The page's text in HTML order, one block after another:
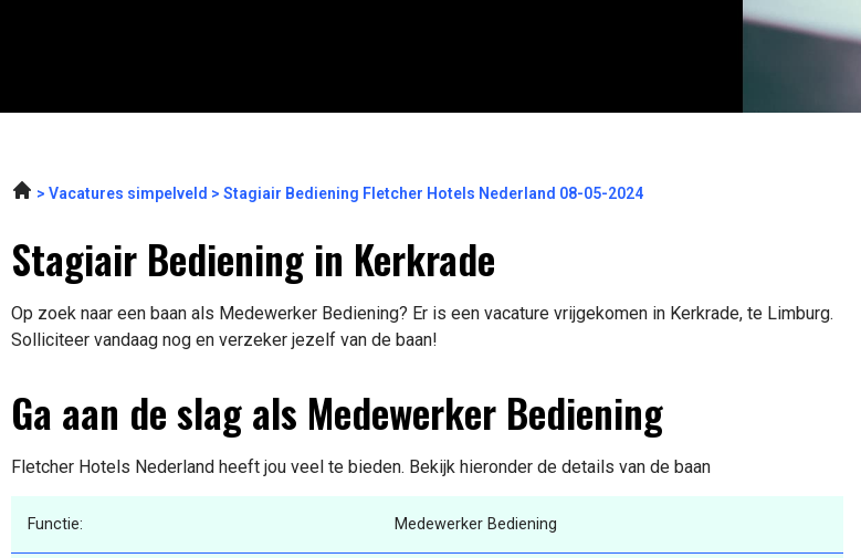
Vacatures simpelveld Stagiair Bediening Fletcher Hotels Nederland 08-05-2024
Stagiair Bediening in Kerkrade
Op zoek naar een baan als Medewerker Bediening? Er is een vacature vrijgekomen in Kerkrade, te Limburg.
Solliciteer vandaag nog en verzeker jezelf van de baan!
Ga aan de slag als Medewerker Bediening
Fletcher Hotels Nederland heeft jou veel te bieden. Bekijk hieronder de details van de baan
Functie: Medewerker Bediening